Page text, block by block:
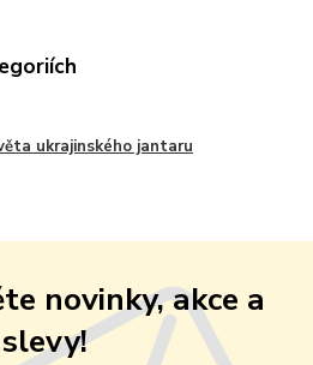
ukrajinského jantaru
novinky, akce a
slevy!